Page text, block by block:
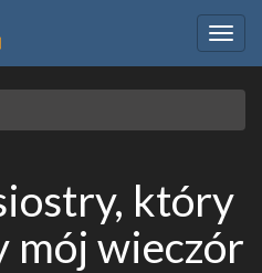
który
mój wieczór